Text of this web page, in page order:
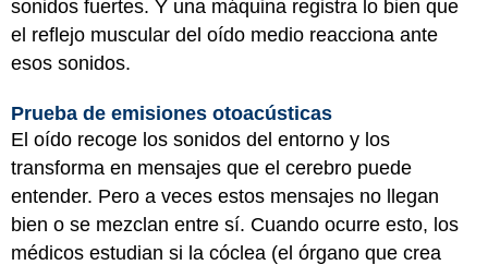
sonidos fuertes. Y una máquina registra lo bien que
el reflejo muscular del oído medio reacciona ante
esos sonidos.
Prueba de emisiones otoacústicas
El oído recoge los sonidos del entorno y los
transforma en mensajes que el cerebro puede
entender. Pero a veces estos mensajes no llegan
bien o se mezclan entre sí. Cuando ocurre esto, los
médicos estudian si la cóclea (el órgano que crea